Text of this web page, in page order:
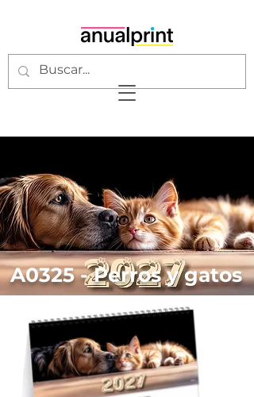
A0325 - Perros y gatos